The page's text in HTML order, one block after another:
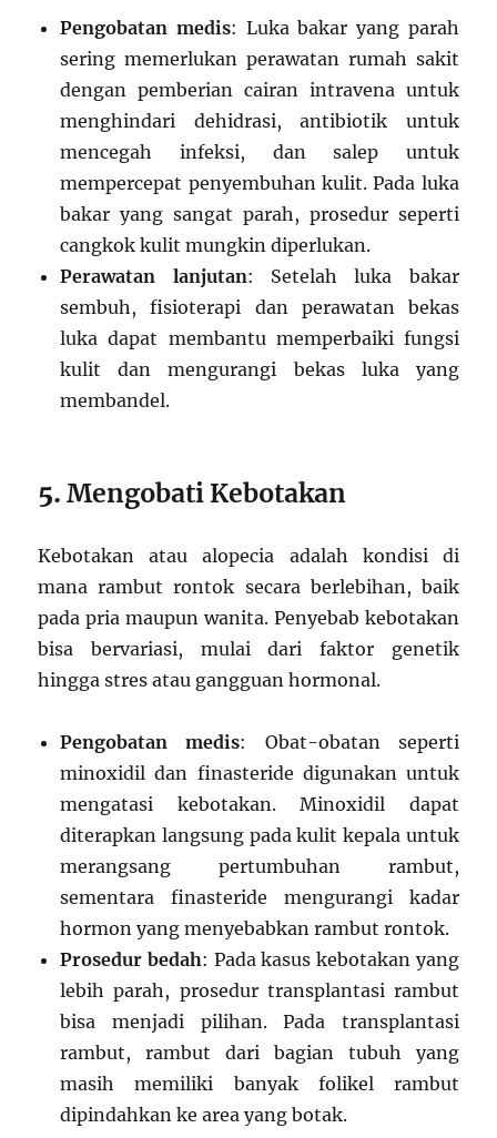
Pengobatan medis: Luka bakar yang parah
sering memerlukan perawatan rumah sakit
dengan pemberian cairan intravena untuk
menghindari dehidrasi, antibiotik untuk
mencegah infeksi, dan salep untuk
mempercepat penyembuhan kulit. Pada luka
bakar yang sangat parah, prosedur seperti
cangkok kulit mungkin diperlukan.
Perawatan lanjutan: Setelah luka bakar
sembuh, fisioterapi dan perawatan bekas
luka dapat membantu memperbaiki fungsi
kulit dan mengurangi bekas luka yang
membandel.
5.Mengobati Kebotakan
Kebotakan atau alopecia adalah kondisi di
mana rambut rontok secara berlebihan, baik
pada pria maupun wanita. Penyebab kebotakan
bisa bervariasi, mulai dari faktor genetik
hingga stres atau gangguan hormonal.
Pengobatan medis: Obat-obatan seperti
minoxidil dan finasteride digunakan untuk
mengatasi kebotakan. Minoxidil dapat
diterapkan langsung pada kulit kepala untuk
merangsang pertumbuhan rambut,
sementara finasteride mengurangi kadar
hormon yang menyebabkan rambut rontok.
Prosedur bedah: Pada kasus kebotakan yang
lebih parah, prosedur transplantasi rambut
bisa menjadi pilihan. Pada transplantasi
rambut, rambut dari bagian tubuh yang
masih memiliki banyak folikel rambut
dipindahkan ke area yang botak.